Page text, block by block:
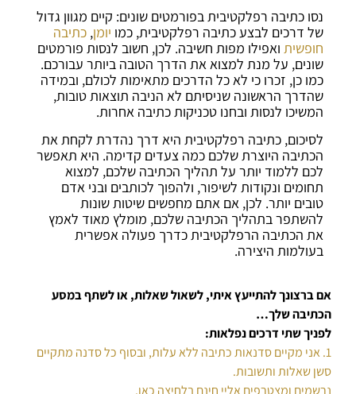
נסו כתיבה רפלקטיבית בפורמטים שונים: קיים מגוון גדול
של דרכים לבצע כתיבה רפלקטיבית, כמו יומן,כתיבה
חופשית ואפילו מפות חשיבה. לכן, חשוב לנסות פורמטים
שונים, על מנת למצוא את הדרך הטובה ביותר עבורכם.
כמו כן, זכרו כי לא כל הדרכים מתאימות לכולם, ובמידה
שהדרך הראשונה שניסיתם לא הניבה תוצאות טובות,
המשיכו לנסות ובחנו טכניקות כתיבה אחרות.
לסיכום, כתיבה רפלקטיבית היא דרך נהדרת לקחת את
הכתיבה היוצרת שלכם כמה צעדים קדימה. היא תאפשר
לכם ללמוד יותר על תהליך הכתיבה שלכם, למצוא
תחומים ונקודות לשיפור, ולהפוך לכותבים ובני אדם
טובים יותר. לכן, אם אתם מחפשים שיטות שונות
להשתפר בתהליך הכתיבה שלכם, מומלץ מאוד לאמץ
את הכתיבה הרפלקטיבית כדרך פעולה אפשרית
בעולמות היצירה.
אם ברצונך להתייעץ איתי, לשאול שאלות, או לשתף במסע
הכתיבה שלך…
לפניך שתי דרכים נפלאות:
1. אני מקיים סדנאות כתיבה ללא עלות, ובסוף כל סדנה מתקיים
סשן שאלות ותשובות.
נרשמים ומצטרפים אליי חינם בלחיצה כאן.